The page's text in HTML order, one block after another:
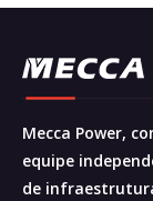
Mecca Power,
equipe
de